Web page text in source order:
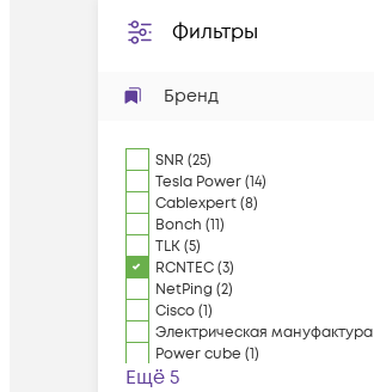
Фильтры
Бренд
SNR (25)
Tesla Power(14)
Cablexpert(8)
Bonch (11)
TLK(5)
RCNTEC(3)
NetPing (2)
Cisco(1)
Электрическая мануфактура
Power cube (1)
Ещё 5